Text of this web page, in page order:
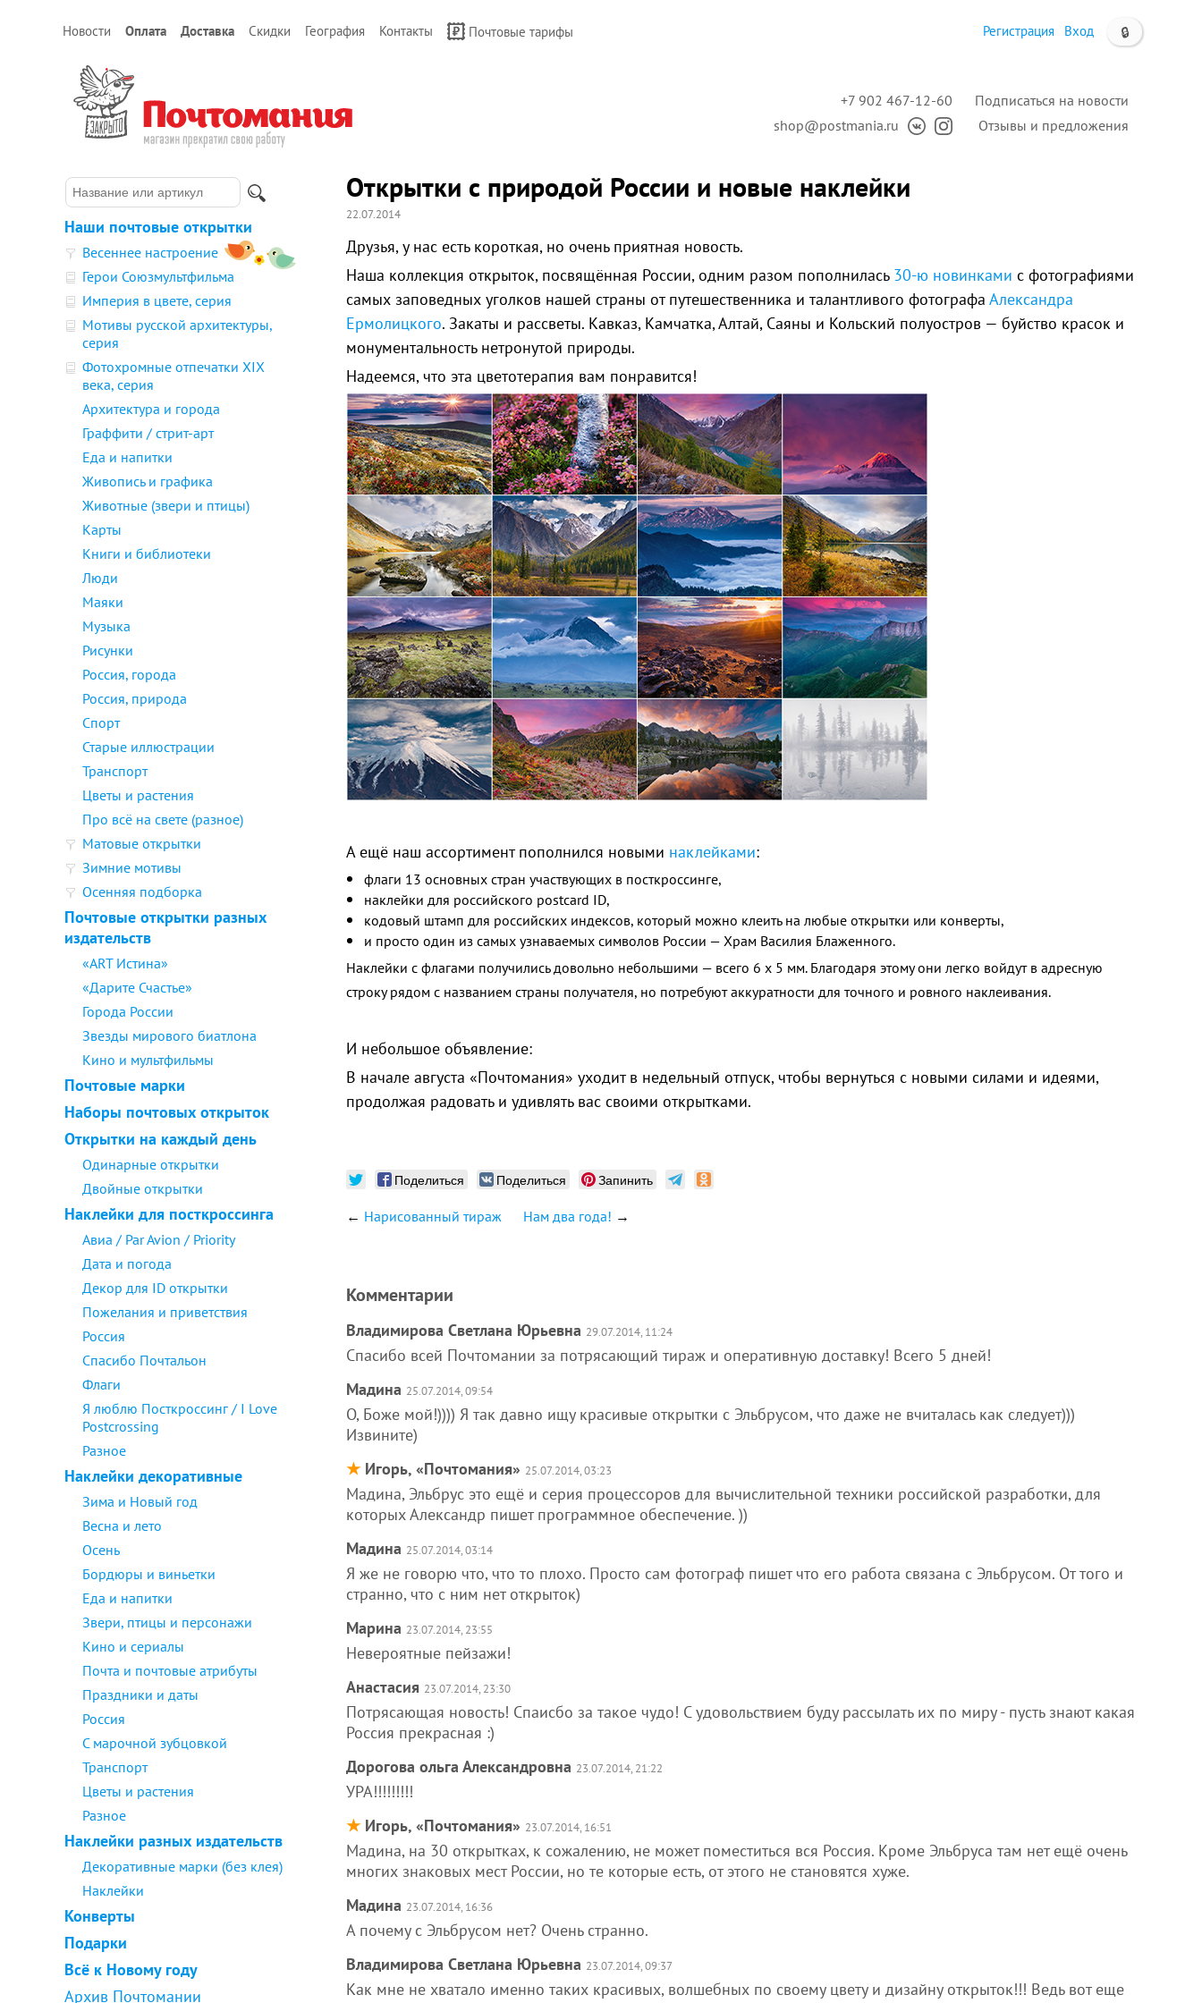
Новости Оплата Доставка Скидки География Контакты Почтовые тарифы 🔒
Регистрация Вход
Подписаться на новости
Отзывы и предложения
+7 902 467-12-60
shop@postmania.ru
Наши почтовые открытки
Весеннее настроение
Герои Союзмультфильма
Империя в цвете, серия
Мотивы русской архитектуры,
серия
Фотохромные отпечатки XIX
века, серия
Архитектура и города
Граффити / стрит-арт
Еда и напитки
Живопись и графика
Животные (звери и птицы)
Карты
Книги и библиотеки
Люди
Маяки
Музыка
Рисунки
Россия, города
Россия, природа
Спорт
Старые иллюстрации
Транспорт
Цветы и растения
Про всё на свете (разное)
Матовые открытки
Зимние мотивы
Осенняя подборка
Почтовые открытки разных
издательств
«ART Истина»
«Дарите Счастье»
Города России
Звезды мирового биатлона
Кино и мультфильмы
Почтовые марки
Наборы почтовых открыток
Открытки на каждый день
Одинарные открытки
Двойные открытки
Наклейки для посткроссинга
Авиа / Par Avion / Priority
Дата и погода
Декор для ID открытки
Пожелания и приветствия
Россия
Спасибо Почтальон
Флаги
Я люблю Посткроссинг / I Love
Postcrossing
Разное
Наклейки декоративные
Зима и Новый год
Весна и лето
Осень
Бордюры и виньетки
Еда и напитки
Звери, птицы и персонажи
Кино и сериалы
Почта и почтовые атрибуты
Праздники и даты
Россия
С марочной зубцовкой
Транспорт
Цветы и растения
Разное
Наклейки разных издательств
Декоративные марки (без клея)
Наклейки
Конверты
Подарки
Всё к Новому году
Архив Почтомании
Открытки с природой России и новые наклейки
22.07.2014
Друзья, у нас есть короткая, но очень приятная новость.
Наша коллекция открыток, посвящённая России, одним разом пополнилась 30-ю новинками с фотографиями
самых заповедных уголков нашей страны от путешественника и талантливого фотографа Александра
Ермолицкого. Закаты и рассветы. Кавказ, Камчатка, Алтай, Саяны и Кольский полуостров — буйство красок и
монументальность нетронутой природы.
Надеемся, что эта цветотерапия вам понравится!
А ещё наш ассортимент пополнился новыми наклейками:
флаги 13 основных стран участвующих в посткроссинге,
наклейки для российского postcard ID,
кодовый штамп для российских индексов, который можно клеить на любые открытки или конверты,
и просто один из самых узнаваемых символов России — Храм Василия Блаженного.
Наклейки с флагами получились довольно небольшими — всего 6 х 5 мм. Благодаря этому они легко войдут в адресную
строку рядом с названием страны получателя, но потребуют аккуратности для точного и ровного наклеивания.
И небольшое объявление:
В начале августа «Почтомания» уходит в недельный отпуск, чтобы вернуться с новыми силами и идеями,
продолжая радовать и удивлять вас своими открытками.
Поделиться Поделиться Запинить
← Нарисованный тираж Нам два года! →
Комментарии
Владимирова Светлана Юрьевна 29.07.2014, 11:24
Спасибо всей Почтомании за потрясающий тираж и оперативную доставку! Всего 5 дней!
Мадина 25.07.2014, 09:54
О, Боже мой!)))) Я так давно ищу красивые открытки с Эльбрусом, что даже не вчиталась как следует)))
Извините)
★ Игорь, «Почтомания» 25.07.2014, 03:23
Мадина, Эльбрус это ещё и серия процессоров для вычислительной техники российской разработки, для
которых Александр пишет программное обеспечение. ))
Мадина 25.07.2014, 03:14
Я же не говорю что, что то плохо. Просто сам фотограф пишет что его работа связана с Эльбрусом. От того и
странно, что с ним нет открыток)
Марина 23.07.2014, 23:55
Невероятные пейзажи!
Анастасия 23.07.2014, 23:30
Потрясающая новость! Спаисбо за такое чудо! С удовольствием буду рассылать их по миру - пусть знают какая
Россия прекрасная :)
Дорогова ольга Александровна 23.07.2014, 21:22
УРА!!!!!!!!!
★ Игорь, «Почтомания» 23.07.2014, 16:51
Мадина, на 30 открытках, к сожалению, не может поместиться вся Россия. Кроме Эльбруса там нет ещё очень
многих знаковых мест России, но те которые есть, от этого не становятся хуже.
Мадина 23.07.2014, 16:36
А почему с Эльбрусом нет? Очень странно.
Владимирова Светлана Юрьевна 23.07.2014, 09:37
Как мне не хватало именно таких красивых, волшебных по своему цвету и дизайну открыток!!! Ведь вот еще